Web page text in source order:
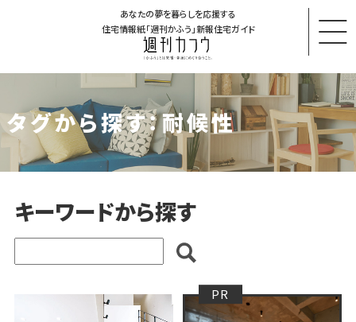
あなたの夢を暮らしを応援する
住宅情報紙「週刊かふう」新報住宅ガイド
タグから探す：耐候性
キーワードから探す